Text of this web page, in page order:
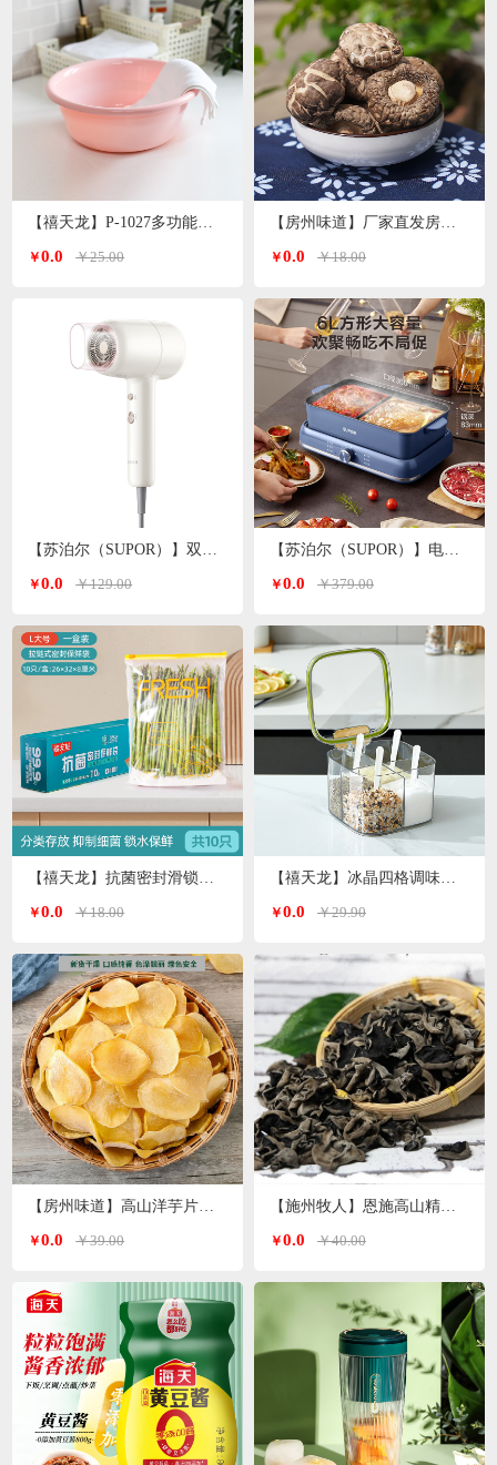
￥0.0 ￥25.00
【苏泊尔（SUPOR）】双温双档电吹风白色 HDL-F3
￥0.0 ￥129.00
【禧天龙】抗菌密封滑锁保鲜袋大号 10只/盒KY-9827
￥0.0 ￥18.00
￥0.0 ￥39.00
￥0.0 ￥18.00
【苏泊尔（SUPOR）】电火锅6L H3724FKX71Y
￥0.0 ￥379.00
【禧天龙】冰晶四格调味罐H-9972
￥0.0 ￥29.90
￥0.0 ￥40.00